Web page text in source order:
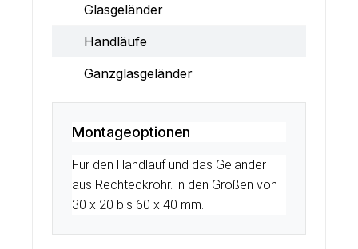
Glasgeländer
Handläufe
Ganzglasgeländer
Montageoptionen
Für den Handlauf und das Geländer
aus Rechteckrohr. in den Größen von
30 x 20 bis 60 x 40 mm.